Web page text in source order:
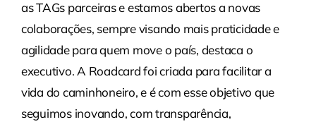
as TAGs parceiras e estamos abertos a novas
colaborações, sempre visando mais praticidade e
agilidade para quem move o país, destaca o
executivo. A Roadcard foi criada para facilitar a
vida do caminhoneiro, e é com esse objetivo que
seguimos inovando, com transparência,